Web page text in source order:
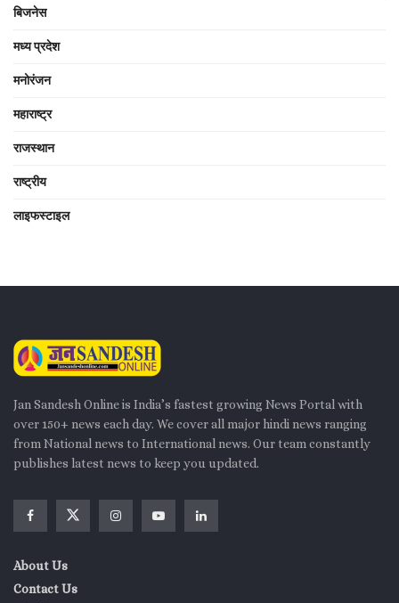
बिजनेस
मध्य प्रदेश
मनोरंजन
महाराष्ट्र
राजस्थान
राष्ट्रीय
लाइफस्टाइल
Jan Sandesh Online is India’s fastest growing News Portal with
over 150+ news each day. We cover all major hindi news ranging
from National news to International news. Our team constantly
publishes latest news to keep you updated.
About Us
Contact Us